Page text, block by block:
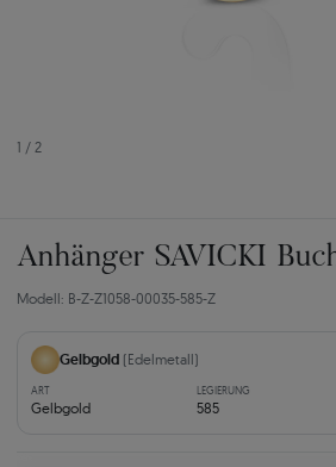
1 / 2
Anhänger SAVICKI
Modell: B-Z-Z1058-00035-585-Z
Gelbgold (Edelmetall)
ART
Gelbgold
LEGIERUNG
585